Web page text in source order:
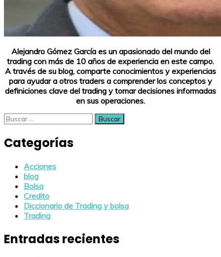
Alejandro Gómez García es un apasionado del mundo del
trading con más de 10 años de experiencia en este campo.
A través de su blog, comparte conocimientos y experiencias
para ayudar a otros traders a comprender los conceptos y
definiciones clave del trading y tomar decisiones informadas
en sus operaciones.
Buscar:
Categorías
Acciones
blog
Bolsa
Credito
Diccionario de Trading y bolsa
Trading
Entradas recientes